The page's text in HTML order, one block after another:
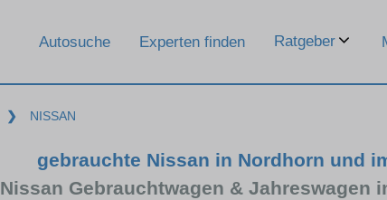
Autosuche Experten finden Ratgeber
❯ NISSAN
gebrauchte Nissan in Nordhorn und
Nissan Gebrauchtwagen & Jahreswagen